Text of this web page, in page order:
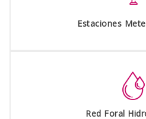
Estaciones
Red Foral